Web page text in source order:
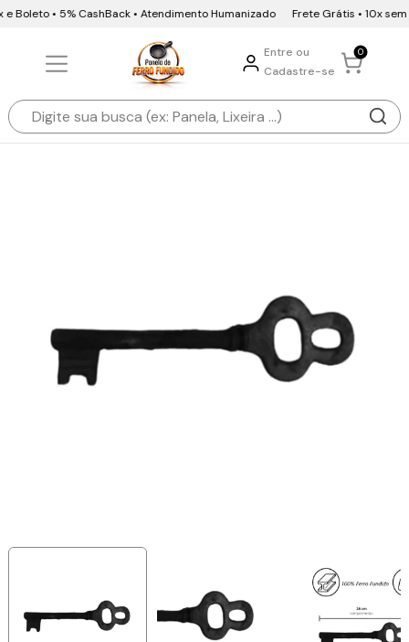
Boleto • 5% CashBack • Atendimento Humanizado Frete Grátis • 10x sem
Entre ou
Cadastre-se
0